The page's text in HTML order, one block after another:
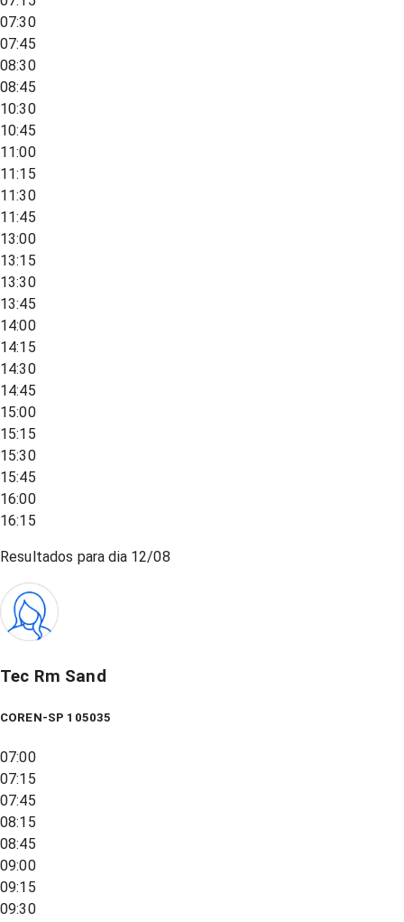
07:30
07:45
08:30
08:45
10:30
10:45
11:00
11:15
11:30
11:45
13:00
13:15
13:30
13:45
14:00
14:15
14:30
14:45
15:00
15:15
15:30
15:45
16:00
16:15
Resultados para dia 12/08
Tec Rm Sand
COREN-SP 105035
07:00
07:15
07:45
08:15
08:45
09:00
09:15
09:30